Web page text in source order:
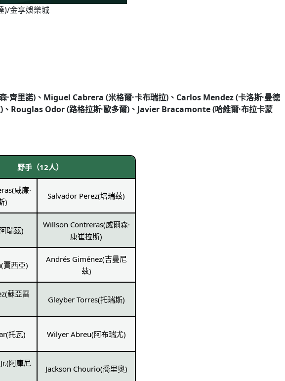
)/金享娛樂城
里諾)、Miguel Cabrera (米格爾·卡布瑞拉)、Carlos Mendez (卡洛斯·曼德
Rouglas Odor (路格拉斯·歐多爾)、Javier Bracamonte (哈維爾·布拉卡蒙
野手（12人）
威廉·
)
Salvador Perez(培瑞茲)
瑞茲)
Willson Contreras(威爾森·
康崔拉斯)
賈西亞)
Andrés Giménez(吉曼尼
茲)
蘇亞雷
Gleyber Torres(托瑞斯)
托瓦) Wilyer Abreu(阿布瑞尤)
阿庫尼
Jackson Chourio(喬里奧)